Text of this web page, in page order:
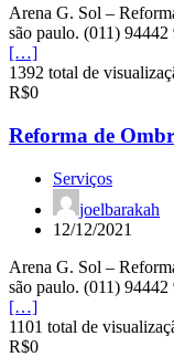
Arena G. Sol –
são paulo. (011)
[…]
1392 total de
R$0
Reforma de
Serviços
joelbarakah
12/12/2021
Arena G. Sol –
são paulo. (011)
[…]
1101 total de
R$0